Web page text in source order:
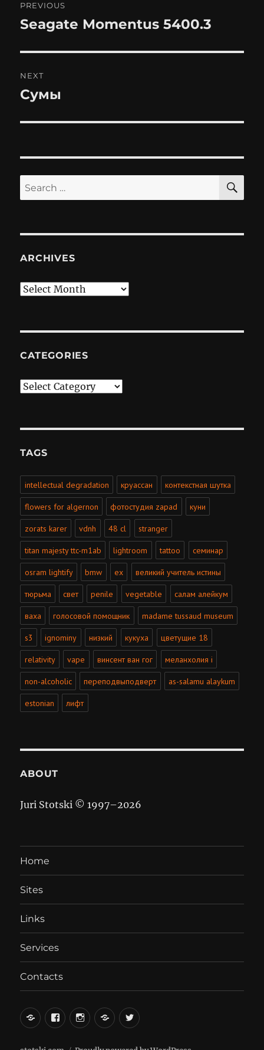
navigation
PREVIOUS
Previous
Seagate Momentus 5400.3
NEXT
Next
Сумы
Search
for:
ARCHIVES
Archives
CATEGORIES
Categories
TAGS
intellectual degradation круассан контекстная шутка
flowers for algernon фотостудия zapad куни
zorats karer vdnh 48 cl stranger
titan majesty ttc-m1ab lightroom tattoo семинар
osram lightify bmw ex великий учитель истины
тюрьма свет penile vegetable салам алейкум
ваха голосовой помощник madame tussaud museum
s3 ignominy низкий кукуха цветущие 18
relativity vape винсент ван гог меланхолия i
non-alcoholic переподвыподверт as-salamu alaykum
estonian лифт
ABOUT
Juri Stotski © 1997–2026
Home
Sites
Links
Services
Contacts
вКонтакте
FacebookInstagramLiveJournal
Twitter